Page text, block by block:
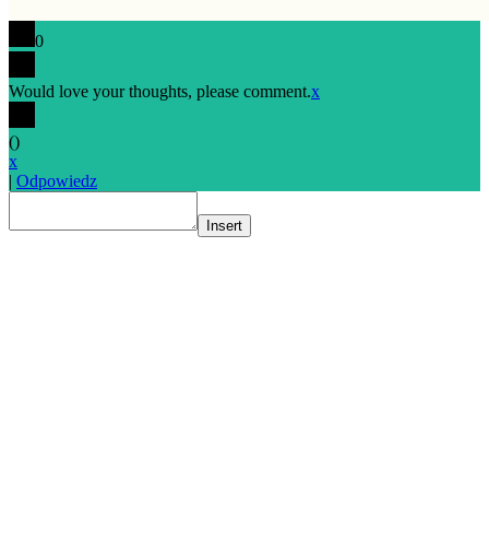
0
Would love your thoughts, please comment.x
()
x
| Odpowiedz
Insert